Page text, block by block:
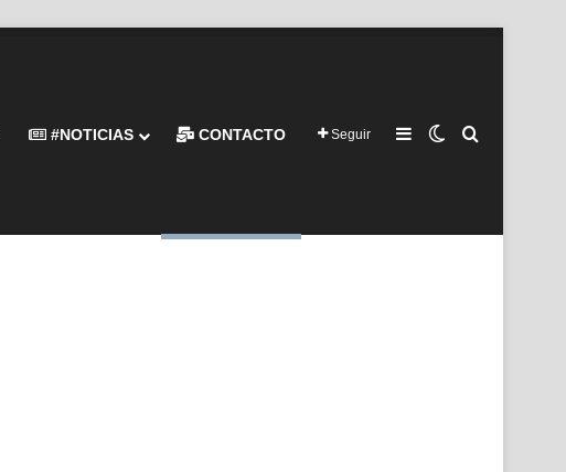
#NOTICIAS CONTACTO Seguir Barra lateral
Switch skin